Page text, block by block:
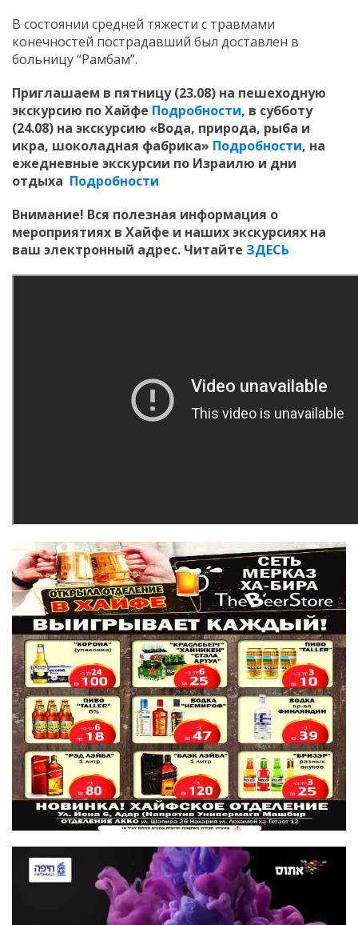
В состоянии средней тяжести с травмами
конечностей пострадавший был доставлен в
больницу “Рамбам”.
Приглашаем в пятницу (23.08) на пешеходную
экскурсию по Хайфе Подробности, в субботу
(24.08) на экскурсию «Вода, природа, рыба и
икра, шоколадная фабрика» Подробности, на
ежедневные экскурсии по Израилю и дни
отдыха Подробности
Внимание! Вся полезная информация о
мероприятиях в Хайфе и наших экскурсиях на
ваш электронный адрес. Читайте ЗДЕСЬ